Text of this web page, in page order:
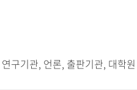
구기관, 언론, 출판기관, 대학